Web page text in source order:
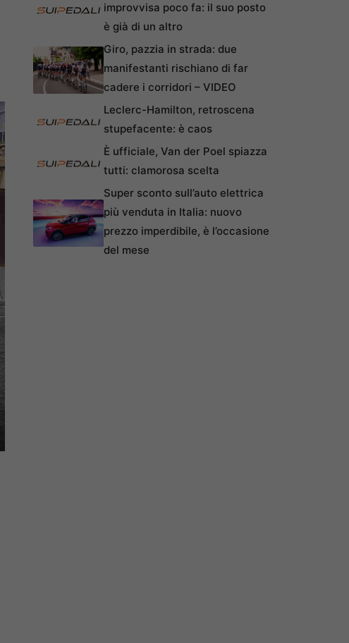
improvvisa poco fa: il suo posto
è già di un altro
Giro, pazzia in strada: due
manifestanti rischiano di far
cadere i corridori – VIDEO
Leclerc-Hamilton, retroscena
stupefacente: è caos
È ufficiale, Van der Poel spiazza
tutti: clamorosa scelta
Super sconto sull’auto elettrica
più venduta in Italia: nuovo
prezzo imperdibile, è l’occasione
del mese